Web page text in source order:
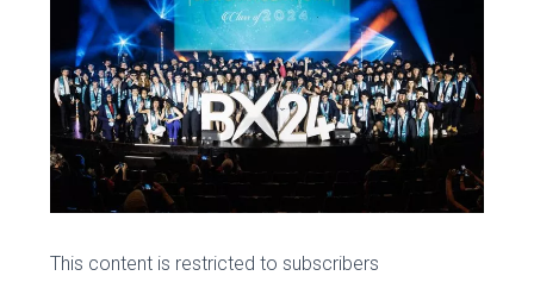
This content is restricted to subscribers